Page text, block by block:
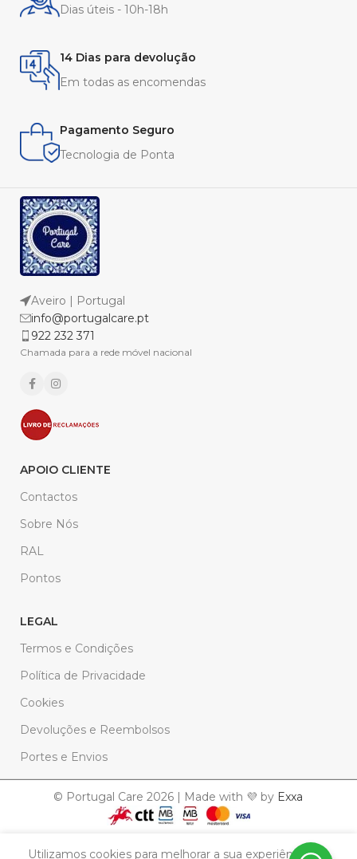
Dias úteis - 10h-18h
14 Dias para devolução
Em todas as encomendas
Pagamento Seguro
Tecnologia de Ponta
Aveiro | Portugal
info@portugalcare.pt
922 232 371
Chamada para a rede móvel nacional
APOIO CLIENTE
Contactos
Sobre Nós
RAL
Pontos
LEGAL
Termos e Condições
Política de Privacidade
Cookies
Devoluções e Reembolsos
Portes e Envios
© Portugal Care 2026 | Made with 💜 by Exxa
Utilizamos cookies para melhorar a sua experiência. Ao
Caneca Solicitar